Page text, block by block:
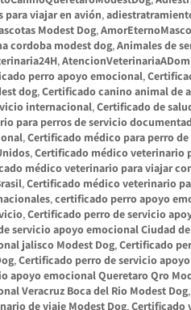
para viajar en avión,
Modest Dog,
cordoba modest dog, Animales de
,
perro apoyo emocional,
dog, Certificado canino animal de
internacional, Certificado de
para perros de servicio
, Certificado médico para perro
, Certificado médico veterinario
médico veterinario para viajar
, Certificado médico veterinario
, certificado perro apoyo
, Certificado perro de servicio
servicio apoyo emocional Ciudad
jalisco Modest Dog, Certificado
, Certificado perro de servicio
apoyo emocional Queretaro Qro
Veracruz Boca del Rio Modest Dog,
de viaje Modest Dog, Certificado